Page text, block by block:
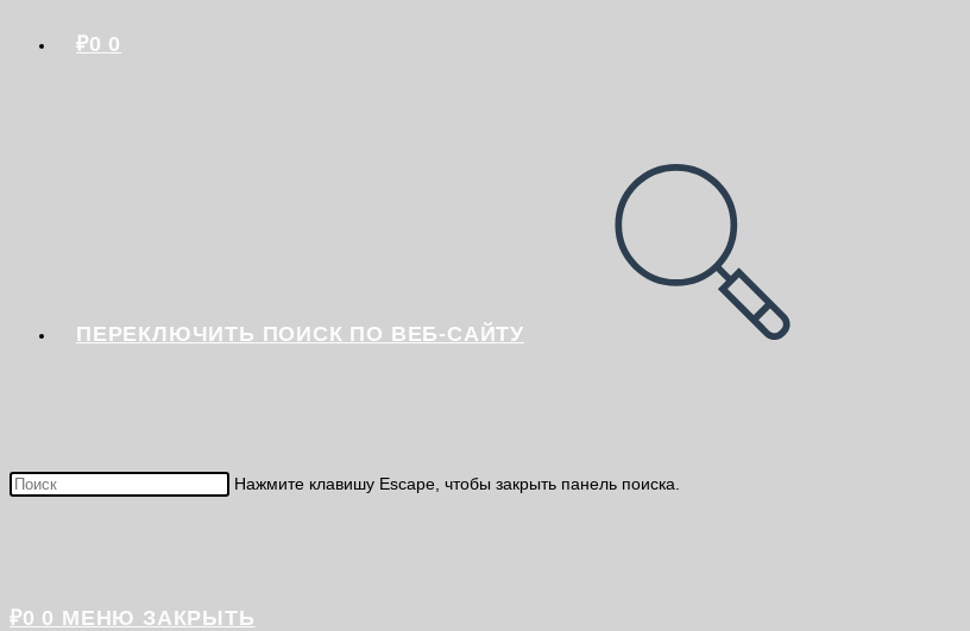
₽0 0
ПЕРЕКЛЮЧИТЬ ПОИСК ПО ВЕБ-САЙТУ
Нажмите клавишу Escape, чтобы закрыть панель поиска.
₽0 0 МЕНЮ ЗАКРЫТЬ